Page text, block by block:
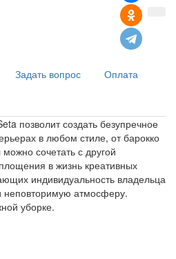
Задать вопрос Оплата
позволит создать безупречное
в любом стиле, от барокко
сочетать с другой
в жизнь креативных
индивидуальность владельца
атмосферу.
уборке.